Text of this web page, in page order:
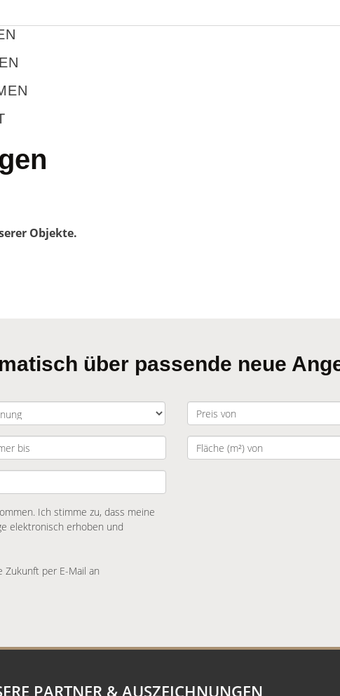
Objekte.
über passende neue
Ich stimme zu, dass meine
elektronisch erhoben und
Zukunft per E-Mail an
PARTNER & AUSZEICHNUNGEN